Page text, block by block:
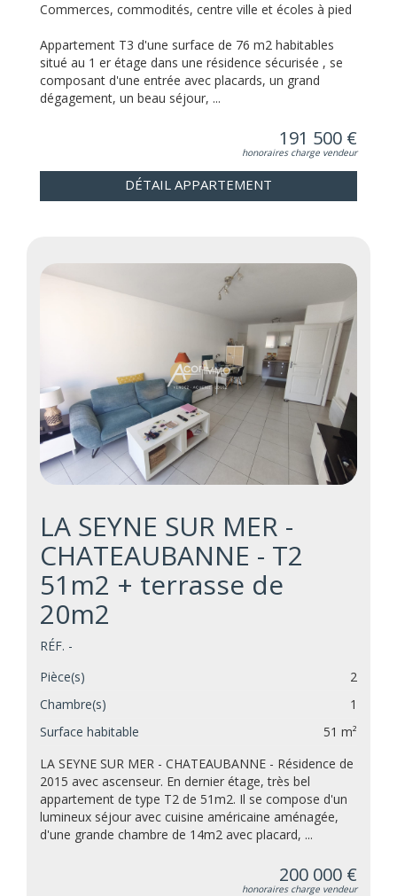
Commerces, commodités, centre ville et écoles à pied
Appartement T3 d'une surface de 76 m2 habitables
situé au 1 er étage dans une résidence sécurisée , se
composant d'une entrée avec placards, un grand
dégagement, un beau séjour, ...
191 500 €
honoraires charge vendeur
DÉTAIL APPARTEMENT
LA SEYNE SUR MER -
CHATEAUBANNE - T2
51m2 + terrasse de
20m2
RÉF. -
Pièce(s)
2
Chambre(s)
1
Surface habitable
51 m²
LA SEYNE SUR MER - CHATEAUBANNE - Résidence de
2015 avec ascenseur. En dernier étage, très bel
appartement de type T2 de 51m2. Il se compose d'un
lumineux séjour avec cuisine américaine aménagée,
d'une grande chambre de 14m2 avec placard, ...
200 000 €
honoraires charge vendeur